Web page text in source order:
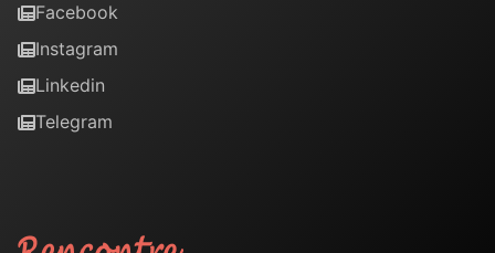
Facebook
Instagram
Linkedin
Telegram